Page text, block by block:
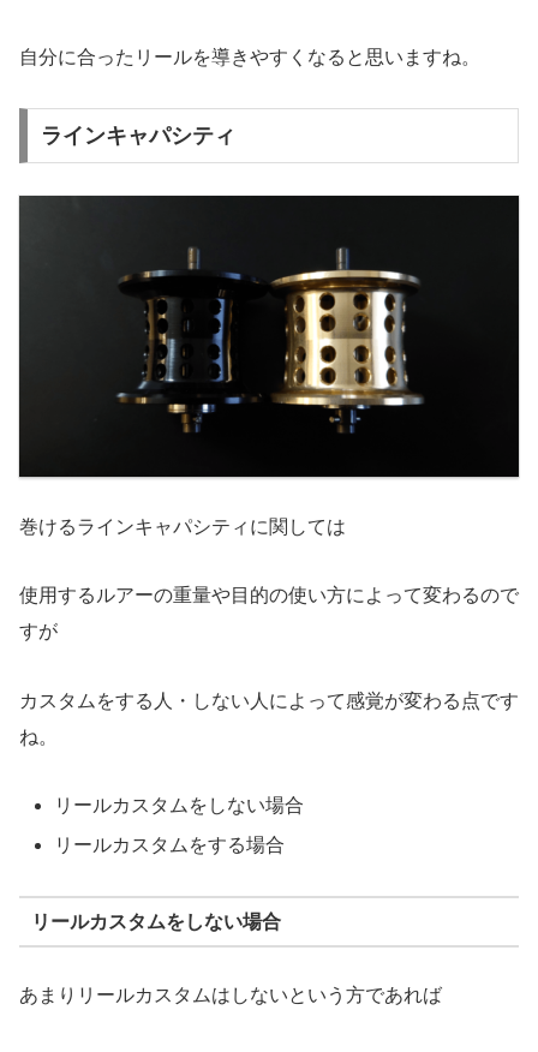
自分に合ったリールを導きやすくなると思いますね。
ラインキャパシティ
巻けるラインキャパシティに関しては
使用するルアーの重量や目的の使い方によって変わるので
すが
カスタムをする人・しない人によって感覚が変わる点です
ね。
リールカスタムをしない場合
リールカスタムをする場合
リールカスタムをしない場合
あまりリールカスタムはしないという方であれば